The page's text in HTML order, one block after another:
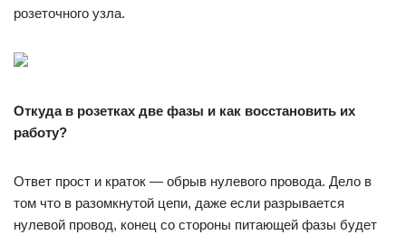
розеточного узла.
Откуда в розетках две фазы и как восстановить их
работу?
Ответ прост и краток — обрыв нулевого провода. Дело в
том что в разомкнутой цепи, даже если разрывается
нулевой провод, конец со стороны питающей фазы будет